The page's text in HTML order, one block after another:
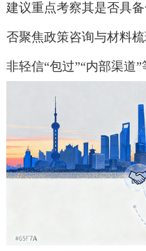
建议重点考察其是否具
否聚焦政策咨询与材料
非轻信“包过”“内部渠道”